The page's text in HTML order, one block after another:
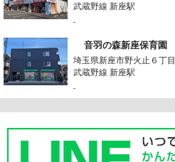
武蔵野線 新座駅
-
音羽の森新座保育園
埼玉県新座市野火止６丁目
武蔵野線 新座駅
-